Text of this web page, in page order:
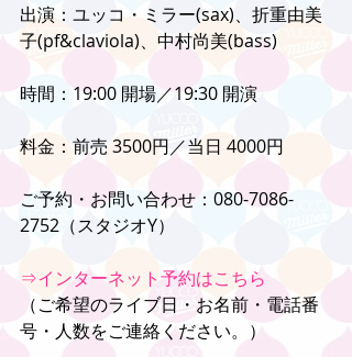
出演：ユッコ・ミラー(sax)、折重由美
子(pf&claviola)、中村尚美(bass)
時間：19:00 開場／19:30 開演
料金：前売 3500円／当日 4000円
ご予約・お問い合わせ：080-7086-
2752（スタジオY）
⇒インターネット予約はこちら
（ご希望のライブ日・お名前・電話番
号・人数をご連絡ください。）